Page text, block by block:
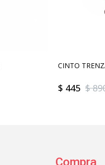
CINTO
$ 445 $
Compra